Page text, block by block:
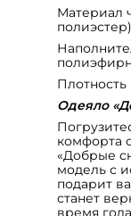
Материал
полиэстер)
Плотность
Одеяло
комфорта
«Добрые
модель с
подарит
станет
время